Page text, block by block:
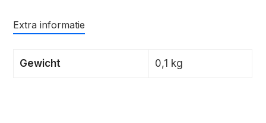
Extra informatie
Gewicht 0,1 kg